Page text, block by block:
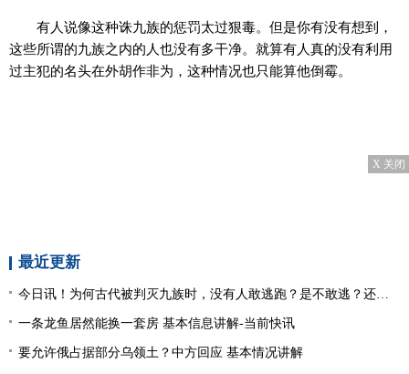
有人说像这种诛九族的惩罚太过狠毒。但是你有没有想到，
这些所谓的九族之内的人也没有多干净。就算有人真的没有利用
过主犯的名头在外胡作非为，这种情况也只能算他倒霉。
X 关闭
最近更新
今日讯！为何古代被判灭九族时，没有人敢逃跑？是不敢逃？还是不能逃
一条龙鱼居然能换一套房 基本信息讲解-当前快讯
要允许俄占据部分乌领土？中方回应 基本情况讲解